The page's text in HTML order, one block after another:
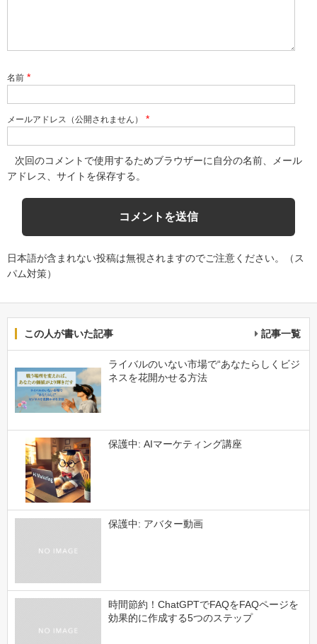
名前 *
メールアドレス（公開されません） *
次回のコメントで使用するためブラウザーに自分の名前、メール
アドレス、サイトを保存する。
日本語が含まれない投稿は無視されますのでご注意ください。（ス
パム対策）
この人が書いた記事 記事一覧
ライバルのいない市場で“あなたらしくビジ
ネスを花開かせる方法
保護中: AIマーケティング講座
保護中: アバター動画
時間節約！ChatGPTでFAQをFAQページを
効果的に作成する5つのステップ